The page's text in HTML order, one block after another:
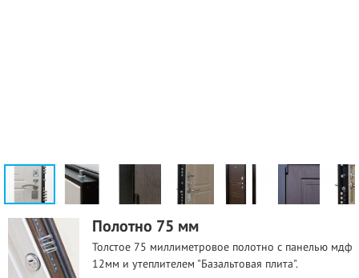
Полотно 75 мм
Толстое 75 миллиметровое полотно с панелью мдф
12мм и утеплителем "Базальтовая плита".